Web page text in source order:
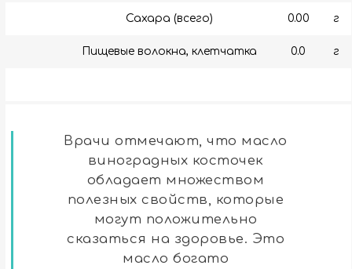
Сахара (всего) 0.00 г
Пищевые волокна, клетчатка 0.0 г
Врачи отмечают, что масло
виноградных косточек
обладает множеством
полезных свойств, которые
могут положительно
сказаться на здоровье. Это
масло богато